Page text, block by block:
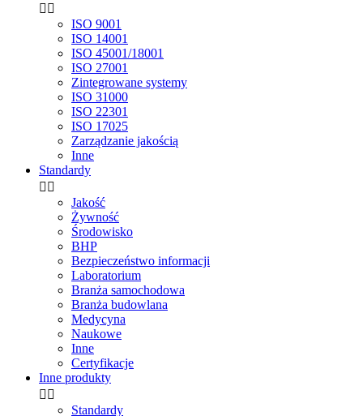
 
ISO 9001
ISO 14001
ISO 45001/18001
ISO 27001
Zintegrowane systemy
ISO 31000
ISO 22301
ISO 17025
Zarządzanie jakością
Inne
Standardy
 
Jakość
Żywność
Środowisko
BHP
Bezpieczeństwo informacji
Laboratorium
Branża samochodowa
Branża budowlana
Medycyna
Naukowe
Inne
Certyfikacje
Inne produkty
 
Standardy